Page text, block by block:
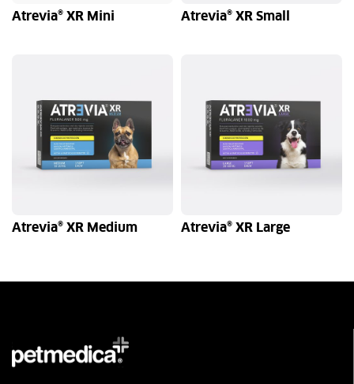
1 soft chew 4 soft chew
Atrevia® XR Mini 1 soft chew 4 soft chew
Atrevia® XR Small
1 soft chew 4 soft chew
Atrevia® XR Medium 1 soft chew 4 soft chew
Atrevia® XR Large